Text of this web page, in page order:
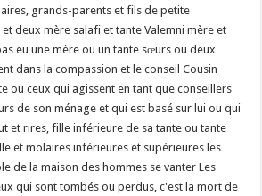
grands-parents et fils de petite
deux mère salafi et tante Valemni mère et
eu une mère ou un tante sœurs ou deux
dans la compassion et le conseil Cousin
ou ceux qui agissent en tant que conseillers
de son ménage et qui est basé sur lui ou qui
et rires, fille inférieure de sa tante ou tante
et molaires inférieures et supérieures les
de la maison des hommes se vanter Les
qui sont tombés ou perdus, c'est la mort de